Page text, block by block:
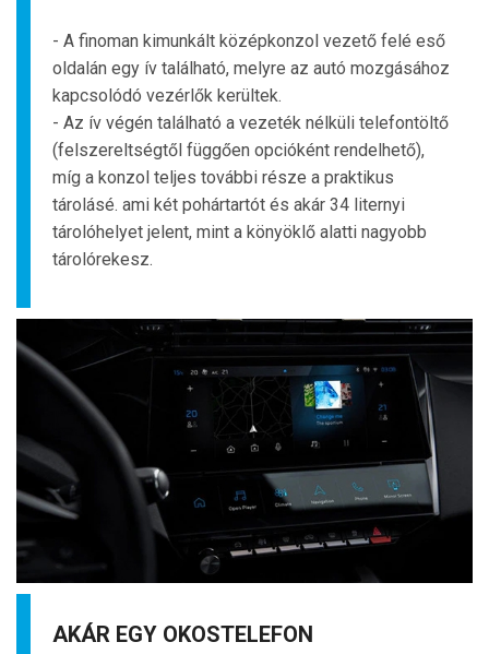
- A finoman kimunkált középkonzol vezető felé eső
oldalán egy ív található, melyre az autó mozgásához
kapcsolódó vezérlők kerültek.
- Az ív végén található a vezeték nélküli telefontöltő
(felszereltségtől függően opcióként rendelhető),
míg a konzol teljes további része a praktikus
tárolásé. ami két pohártartót és akár 34 liternyi
tárolóhelyet jelent, mint a könyöklő alatti nagyobb
tárolórekesz.
AKÁR EGY OKOSTELEFON